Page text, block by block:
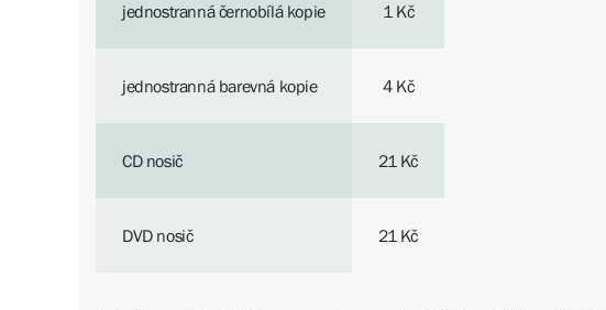
jednostranná černobílá kopie 1 Kč
jednostranná barevná kopie 4 Kč
CD nosič 21 Kč
DVD nosič 21 Kč